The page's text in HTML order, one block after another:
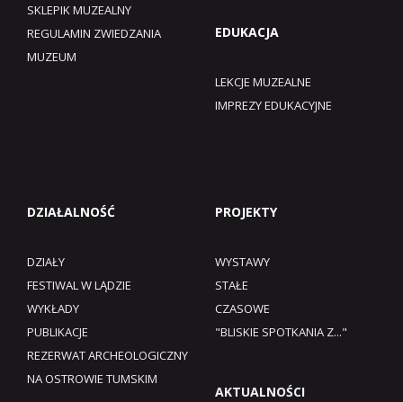
SKLEPIK MUZEALNY
REGULAMIN ZWIEDZANIA
MUZEUM​
EDUKACJA
LEKCJE MUZEALNE
IMPREZY EDUKACYJNE
DZIAŁALNOŚĆ
DZIAŁY
FESTIWAL W LĄDZIE
WYKŁADY
PUBLIKACJE
REZERWAT ARCHEOLOGICZNY
NA OSTROWIE TUMSKIM
PROJEKTY
WYSTAWY
STAŁE
CZASOWE
"BLISKIE SPOTKANIA Z..."
AKTUALNOŚCI